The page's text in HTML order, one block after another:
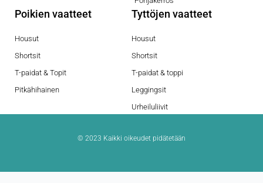
Poikien vaatteet
Housut
Shortsit
T-paidat & Topit
Pitkähihainen
Tyttöjen vaatteet
Housut
Shortsit
T-paidat & toppi
Leggingsit
Urheiluliivit
© 2023 Kaikki oikeudet pidätetään